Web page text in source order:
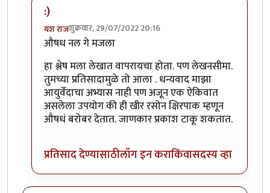
:)
यश राजशुक्रवार, 29/07/2022 20:16
In reply toआयुर्वेदानुसार या खीरीचे महत्व असे की हि
औषध नल गे मजला
हा श्लेष मला लेखात वापरायचा होता. पण लेखनसीमा.
तुमच्या प्रतिसादामुळे तो आला . धन्यवाद माझा
आयुर्वेदाचा अभ्यास नाही पण अजून एक ऐकिवात
असलेला उपयोग की ही खीर रसोन क्षिरपाक म्हणून
औषधं बरोबर देतात. जाणकार प्रकाश टाकू शकतात.
प्रतिसाद देण्यासाठीलॉग इन कराकिंवासदस्य व्हा